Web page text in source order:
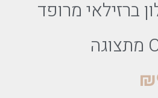
ברזילאי מרופד
₪